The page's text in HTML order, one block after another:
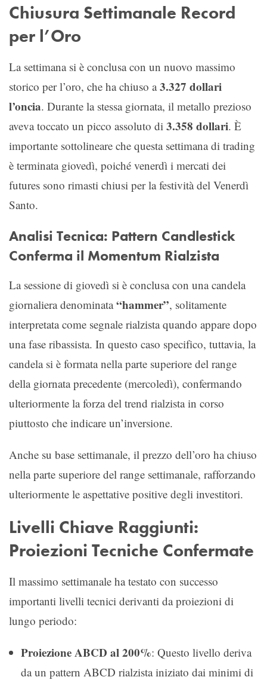
Chiusura Settimanale Record
per l’Oro
La settimana si è conclusa con un nuovo massimo
storico per l’oro, che ha chiuso a3.327 dollari
l’oncia. Durante la stessa giornata, il metallo prezioso
aveva toccato un picco assoluto di 3.358 dollari. È
importante sottolineare che questa settimana di trading
è terminata giovedì, poiché venerdì i mercati dei
futures sono rimasti chiusi per la festività del Venerdì
Santo.
Analisi Tecnica: Pattern Candlestick
Conferma il Momentum Rialzista
La sessione di giovedì si è conclusa con una candela
giornaliera denominata“hammer”, solitamente
interpretata come segnale rialzista quando appare dopo
una fase ribassista. In questo caso specifico, tuttavia, la
candela si è formata nella parte superiore del range
della giornata precedente (mercoledì), confermando
ulteriormente la forza del trend rialzista in corso
piuttosto che indicare un’inversione.
Anche su base settimanale, il prezzo dell’oro ha chiuso
nella parte superiore del range settimanale, rafforzando
ulteriormente le aspettative positive degli investitori.
Livelli Chiave Raggiunti:
Proiezioni Tecniche Confermate
Il massimo settimanale ha testato con successo
importanti livelli tecnici derivanti da proiezioni di
lungo periodo:
Proiezione ABCD al 200%: Questo livello deriva
da un pattern ABCD rialzista iniziato dai minimi di